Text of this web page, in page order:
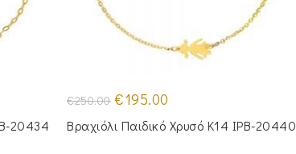
20434
€250.00 Original
price
was:
€250.00.
€195.00
τιμή
είναι:
Βραχιόλι Παιδικό Χρυσό Κ14 IPB-20440